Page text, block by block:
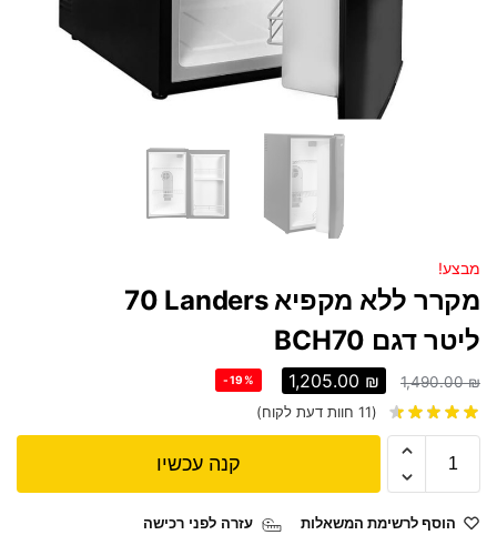
מבצע!
מקרר ‏ללא מקפיא Landers ‏70
‏ליטר דגם BCH70
1,490.00₪
1,205.00 ₪
-19%
(
11 חוות דעת לקוח)
קנה עכשיו
הוסף לרשימת המשאלות עזרה לפני רכישה